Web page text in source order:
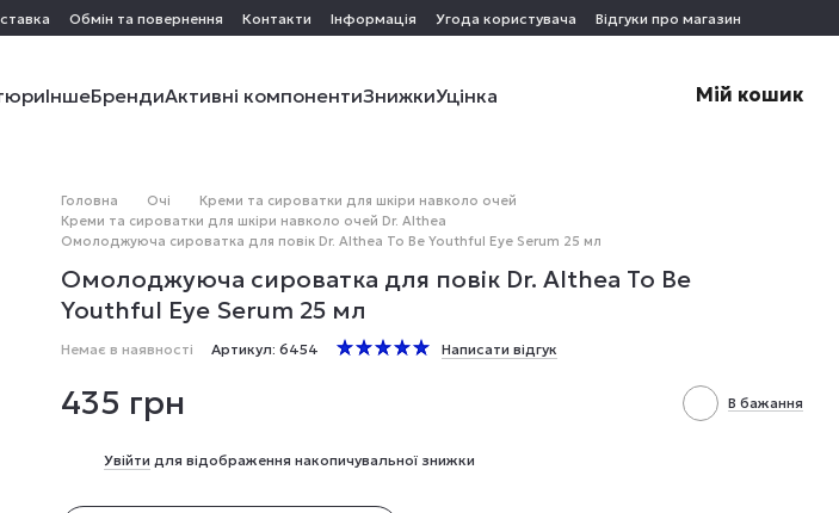
Обмін та повернення Контакти Інформація Угода користувача Відгуки про магазин
ІншеБрендиАктивні компонентиЗнижкиУцінка Мій кошик
Головна Очі
Креми та сироватки для шкіри навколо очей
Креми та сироватки для шкіри навколо очей Dr. Althea
Омолоджуюча сироватка для повік Dr. Althea To Be Youthful Eye Serum 25 мл
Омолоджуюча сироватка для повік Dr. Althea To Be
Youthful Eye Serum 25 мл
Немає в наявності Артикул: 6454 Написати відгук
435 грн В бажання
Увійти для відображення накопичувальної знижки